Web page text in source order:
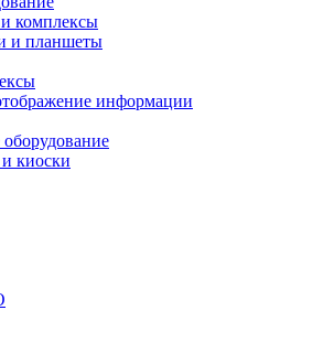
комплексы
и планшеты
информации
киоски